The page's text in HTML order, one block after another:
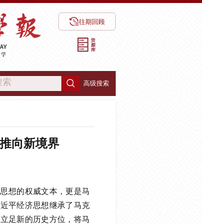
往期回顾
高级搜索
向新境界
想的权威文本，更是马
平经济思想继承了马克
足新的历史方位，将马